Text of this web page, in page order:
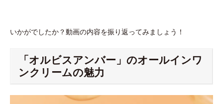
いかがでしたか？動画の内容を振り返ってみましょう！
「オルビスアンバー」のオールインワ
ンクリームの魅力